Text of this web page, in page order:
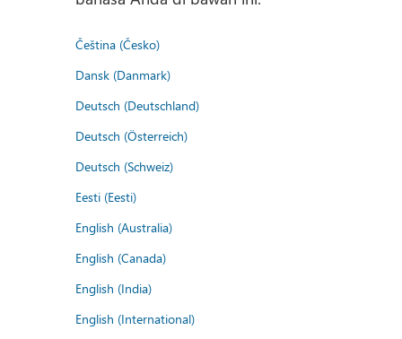
Čeština (Česko)
Dansk (Danmark)
Deutsch (Deutschland)
Deutsch (Österreich)
Deutsch (Schweiz)
Eesti (Eesti)
English (Australia)
English (Canada)
English (India)
English (International)